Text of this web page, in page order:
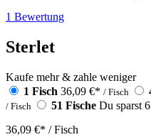
1 Bewertung
Sterlet
Kaufe mehr & zahle weniger
1 Fisch 36,09 €* / Fisch
/ Fisch 51 Fische Du sparst
36,09 €* / Fisch